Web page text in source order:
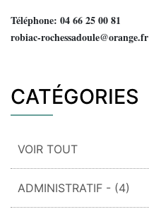
Téléphone: 04 66 25 00 81
robiac-rochessadoule@orange.fr
CATÉGORIES
VOIR TOUT
ADMINISTRATIF - (4)